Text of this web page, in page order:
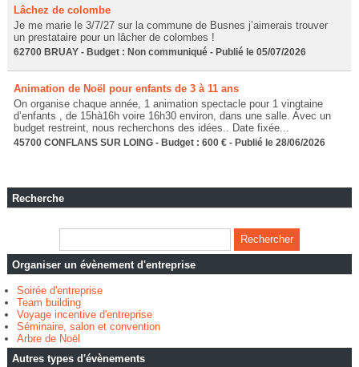
Lâchez de colombe
Je me marie le 3/7/27 sur la commune de Busnes j’aimerais trouver
un prestataire pour un lâcher de colombes !
62700 BRUAY - Budget : Non communiqué - Publié le 05/07/2026
Animation de Noël pour enfants de 3 à 11 ans
On organise chaque année, 1 animation spectacle pour 1 vingtaine
d’enfants , de 15hà16h voire 16h30 environ, dans une salle. Avec un
budget restreint, nous recherchons des idées.. Date fixée...
45700 CONFLANS SUR LOING - Budget : 600 € - Publié le 28/06/2026
Recherche
Organiser un évènement d'entreprise
Soirée d'entreprise
Team building
Voyage incentive d'entreprise
Séminaire, salon et convention
Arbre de Noël
Autres types d'évènements